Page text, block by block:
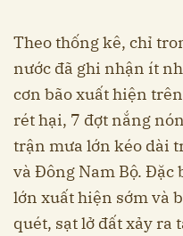
Theo thống kê, chỉ
nước đã ghi nhận ít
cơn bão xuất hiện
rét hại, 7 đợt nắng
trận mưa lớn kéo dài
và Đông Nam Bộ. Đặc
lớn xuất hiện sớm và
quét, sạt lở đất xảy